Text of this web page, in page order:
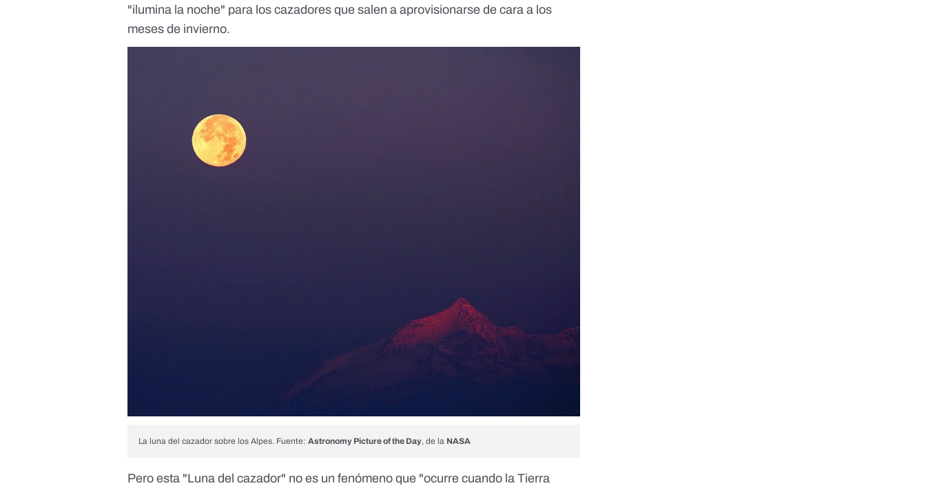
"ilumina la noche" para los cazadores que salen a aprovisionarse de cara a los
meses de invierno.
La luna del cazador sobre los Alpes. Fuente:Astronomy Picture of the Day, de la NASA
Pero esta "Luna del cazador" no es un fenómeno que "ocurre cuando la Tierra